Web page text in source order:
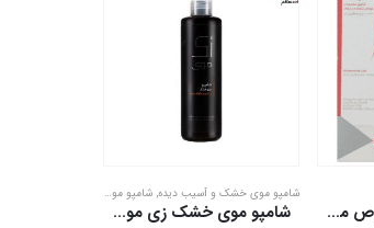
شامپو فولیکا مخصوص موهای شکننده و مجعد حجم 200 میلی لیتر
شامپو موی خشک و آسیب دیده,شامپو موی فر
شامپو موی خشک زی موی 250 میلی لیتر